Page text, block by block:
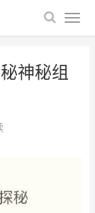
神秘组